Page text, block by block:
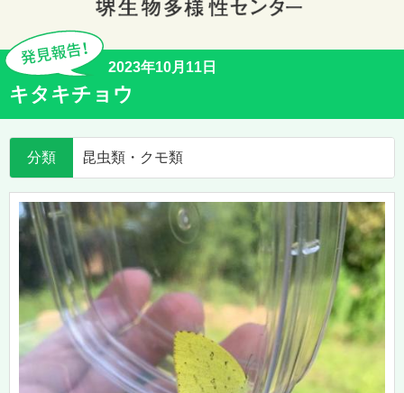
2023年10月11日
キタキチョウ
分類 昆虫類・クモ類